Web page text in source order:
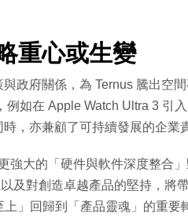
重心或生變
政府關係，為 Ternus 騰出空
如在 Apple Watch Ultra 3 引
，亦兼顧了可持續發展的企業
強大的「硬件與軟件深度整合
及對創造卓越產品的堅持，將
」回歸到「產品靈魂」的重要